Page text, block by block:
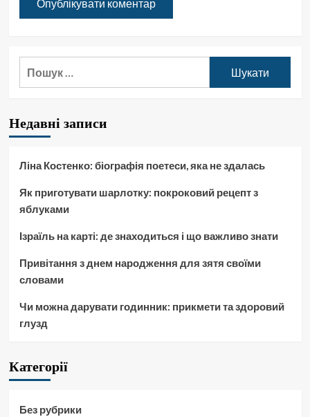
Недавні записи
Ліна Костенко: біографія поетеси, яка не здалась
Як приготувати шарлотку: покроковий рецепт з
яблуками
Ізраїль на карті: де знаходиться і що важливо знати
Привітання з днем народження для зятя своїми
словами
Чи можна дарувати годинник: прикмети та здоровий
глузд
Категорії
Без рубрики